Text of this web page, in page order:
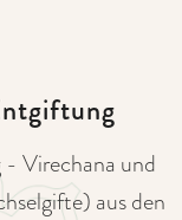
- Virechana und
aus den